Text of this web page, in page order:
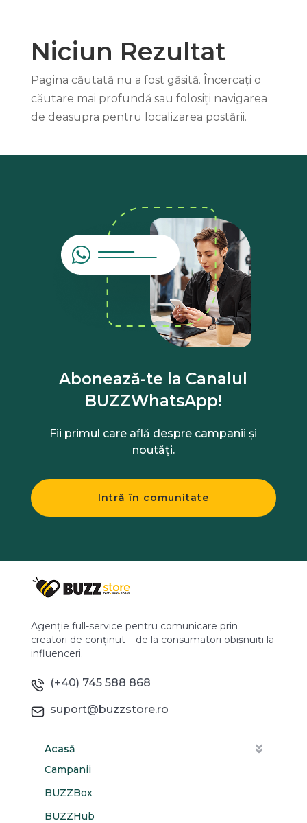
Niciun Rezultat
Pagina căutată nu a fost găsită. Încercați o
căutare mai profundă sau folosiți navigarea
de deasupra pentru localizarea postării.
Abonează-te la Canalul
BUZZWhatsApp!
Fii primul care află despre campanii și
noutăți.
Intră în comunitate
Agenție full-service pentru comunicare prin
creatori de conținut – de la consumatori obișnuiți la
influenceri.
(+40) 745 588 868
suport@buzzstore.ro
Acasă
Campanii
BUZZBox
BUZZHub